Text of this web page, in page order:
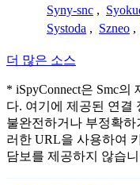
Syny-snc ,
Systoda , Szneo ,
더 많은 소스
* iSpyConnect은 Smc
다. 여기에 제공된 연결
불완전하거나 부정확하
러한 URL을 사용하여
담보를 제공하지 않습